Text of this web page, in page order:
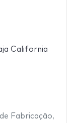
California
Fabricação,